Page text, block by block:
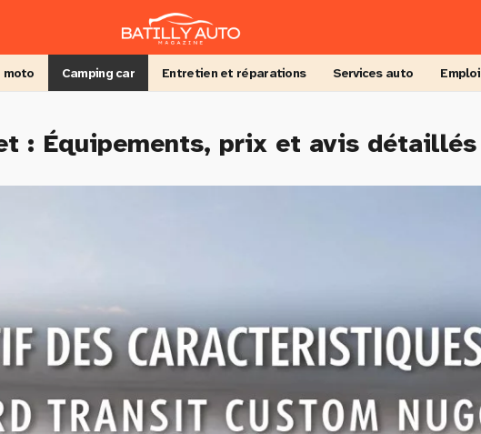
moto Camping car Entretien et réparations Services auto Emploi
: Équipements, prix et avis détaillés